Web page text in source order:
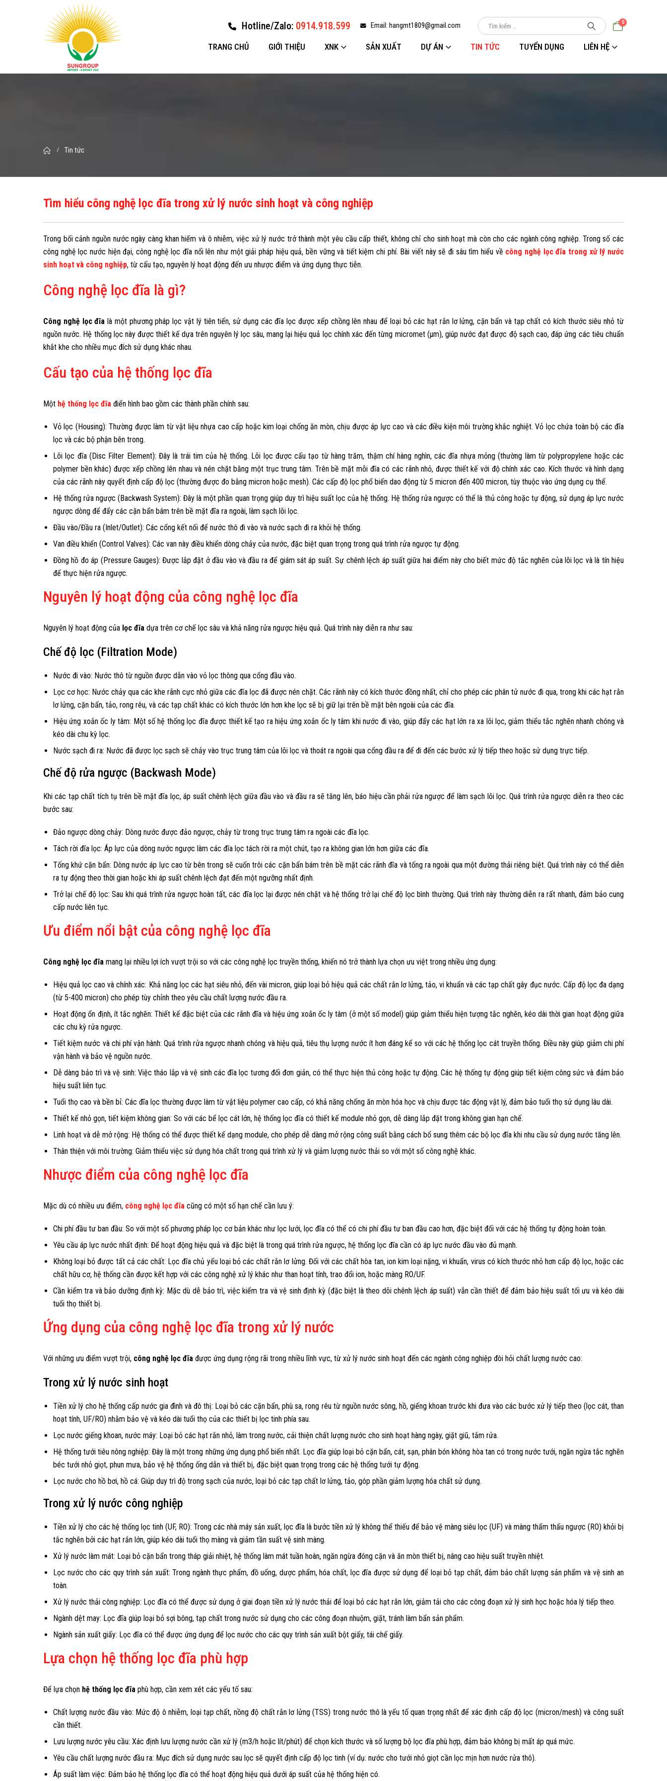
Hotline/Zalo: 0914.918.599 Email: hangmt1809@gmail.com 0
TRANG CHỦ GIỚI THIỆU XNK SẢN XUẤT DỰ ÁN TIN TỨC TUYỂN DỤNG LIÊN HỆ
Tin tức
Tìm hiểu công nghệ lọc đĩa trong xử lý nước sinh hoạt và công nghiệp
Trong bối cảnh nguồn nước ngày càng khan hiếm và ô nhiễm, việc xử lý nước trở thành một yêu cầu cấp thiết, không chỉ cho sinh hoạt mà còn cho các ngành công nghiệp. Trong số các
công nghệ lọc nước hiện đại, công nghệ lọc đĩa nổi lên như một giải pháp hiệu quả, bền vững và tiết kiệm chi phí. Bài viết này sẽ đi sâu tìm hiểu về công nghệ lọc đĩa trong xử lý nước
sinh hoạt và công nghiệp, từ cấu tạo, nguyên lý hoạt động đến ưu nhược điểm và ứng dụng thực tiễn.
Công nghệ lọc đĩa là gì?
Công nghệ lọc đĩa là một phương pháp lọc vật lý tiên tiến, sử dụng các đĩa lọc được xếp chồng lên nhau để loại bỏ các hạt rắn lơ lửng, cặn bẩn và tạp chất có kích thước siêu nhỏ từ
nguồn nước. Hệ thống lọc này được thiết kế dựa trên nguyên lý lọc sâu, mang lại hiệu quả lọc chính xác đến từng micromet (µm), giúp nước đạt được độ sạch cao, đáp ứng các tiêu chuẩn
khắt khe cho nhiều mục đích sử dụng khác nhau.
Cấu tạo của hệ thống lọc đĩa
Một hệ thống lọc đĩa điển hình bao gồm các thành phần chính sau:
Vỏ lọc (Housing): Thường được làm từ vật liệu nhựa cao cấp hoặc kim loại chống ăn mòn, chịu được áp lực cao và các điều kiện môi trường khắc nghiệt. Vỏ lọc chứa toàn bộ các đĩa
lọc và các bộ phận bên trong.
Lõi lọc đĩa (Disc Filter Element): Đây là trái tim của hệ thống. Lõi lọc được cấu tạo từ hàng trăm, thậm chí hàng nghìn, các đĩa nhựa mỏng (thường làm từ polypropylene hoặc các
polymer bền khác) được xếp chồng lên nhau và nén chặt bằng một trục trung tâm. Trên bề mặt mỗi đĩa có các rãnh nhỏ, được thiết kế với độ chính xác cao. Kích thước và hình dạng
của các rãnh này quyết định cấp độ lọc (thường được đo bằng micron hoặc mesh). Các cấp độ lọc phổ biến dao động từ 5 micron đến 400 micron, tùy thuộc vào ứng dụng cụ thể.
Hệ thống rửa ngược (Backwash System): Đây là một phần quan trọng giúp duy trì hiệu suất lọc của hệ thống. Hệ thống rửa ngược có thể là thủ công hoặc tự động, sử dụng áp lực nước
ngược dòng để đẩy các cặn bẩn bám trên bề mặt đĩa ra ngoài, làm sạch lõi lọc.
Đầu vào/Đầu ra (Inlet/Outlet): Các cổng kết nối để nước thô đi vào và nước sạch đi ra khỏi hệ thống.
Van điều khiển (Control Valves): Các van này điều khiển dòng chảy của nước, đặc biệt quan trọng trong quá trình rửa ngược tự động.
Đồng hồ đo áp (Pressure Gauges): Được lắp đặt ở đầu vào và đầu ra để giám sát áp suất. Sự chênh lệch áp suất giữa hai điểm này cho biết mức độ tắc nghẽn của lõi lọc và là tín hiệu
để thực hiện rửa ngược.
Nguyên lý hoạt động của công nghệ lọc đĩa
Nguyên lý hoạt động của lọc đĩa dựa trên cơ chế lọc sâu và khả năng rửa ngược hiệu quả. Quá trình này diễn ra như sau:
Chế độ lọc (Filtration Mode)
Nước đi vào: Nước thô từ nguồn được dẫn vào vỏ lọc thông qua cổng đầu vào.
Lọc cơ học: Nước chảy qua các khe rãnh cực nhỏ giữa các đĩa lọc đã được nén chặt. Các rãnh này có kích thước đồng nhất, chỉ cho phép các phân tử nước đi qua, trong khi các hạt rắn
lơ lửng, cặn bẩn, tảo, rong rêu, và các tạp chất khác có kích thước lớn hơn khe lọc sẽ bị giữ lại trên bề mặt bên ngoài của các đĩa.
Hiệu ứng xoắn ốc ly tâm: Một số hệ thống lọc đĩa được thiết kế tạo ra hiệu ứng xoắn ốc ly tâm khi nước đi vào, giúp đẩy các hạt lớn ra xa lõi lọc, giảm thiểu tắc nghẽn nhanh chóng và
kéo dài chu kỳ lọc.
Nước sạch đi ra: Nước đã được lọc sạch sẽ chảy vào trục trung tâm của lõi lọc và thoát ra ngoài qua cổng đầu ra để đi đến các bước xử lý tiếp theo hoặc sử dụng trực tiếp.
Chế độ rửa ngược (Backwash Mode)
Khi các tạp chất tích tụ trên bề mặt đĩa lọc, áp suất chênh lệch giữa đầu vào và đầu ra sẽ tăng lên, báo hiệu cần phải rửa ngược để làm sạch lõi lọc. Quá trình rửa ngược diễn ra theo các
bước sau:
Đảo ngược dòng chảy: Dòng nước được đảo ngược, chảy từ trong trục trung tâm ra ngoài các đĩa lọc.
Tách rời đĩa lọc: Áp lực của dòng nước ngược làm các đĩa lọc tách rời ra một chút, tạo ra không gian lớn hơn giữa các đĩa.
Tống khứ cặn bẩn: Dòng nước áp lực cao từ bên trong sẽ cuốn trôi các cặn bẩn bám trên bề mặt các rãnh đĩa và tống ra ngoài qua một đường thải riêng biệt. Quá trình này có thể diễn
ra tự động theo thời gian hoặc khi áp suất chênh lệch đạt đến một ngưỡng nhất định.
Trở lại chế độ lọc: Sau khi quá trình rửa ngược hoàn tất, các đĩa lọc lại được nén chặt và hệ thống trở lại chế độ lọc bình thường. Quá trình này thường diễn ra rất nhanh, đảm bảo cung
cấp nước liên tục.
Ưu điểm nổi bật của công nghệ lọc đĩa
Công nghệ lọc đĩa mang lại nhiều lợi ích vượt trội so với các công nghệ lọc truyền thống, khiến nó trở thành lựa chọn ưu việt trong nhiều ứng dụng:
Hiệu quả lọc cao và chính xác: Khả năng lọc các hạt siêu nhỏ, đến vài micron, giúp loại bỏ hiệu quả các chất rắn lơ lửng, tảo, vi khuẩn và các tạp chất gây đục nước. Cấp độ lọc đa dạng
(từ 5-400 micron) cho phép tùy chỉnh theo yêu cầu chất lượng nước đầu ra.
Hoạt động ổn định, ít tắc nghẽn: Thiết kế đặc biệt của các rãnh đĩa và hiệu ứng xoắn ốc ly tâm (ở một số model) giúp giảm thiểu hiện tượng tắc nghẽn, kéo dài thời gian hoạt động giữa
các chu kỳ rửa ngược.
Tiết kiệm nước và chi phí vận hành: Quá trình rửa ngược nhanh chóng và hiệu quả, tiêu thụ lượng nước ít hơn đáng kể so với các hệ thống lọc cát truyền thống. Điều này giúp giảm chi phí
vận hành và bảo vệ nguồn nước.
Dễ dàng bảo trì và vệ sinh: Việc tháo lắp và vệ sinh các đĩa lọc tương đối đơn giản, có thể thực hiện thủ công hoặc tự động. Các hệ thống tự động giúp tiết kiệm công sức và đảm bảo
hiệu suất liên tục.
Tuổi thọ cao và bền bỉ: Các đĩa lọc thường được làm từ vật liệu polymer cao cấp, có khả năng chống ăn mòn hóa học và chịu được tác động vật lý, đảm bảo tuổi thọ sử dụng lâu dài.
Thiết kế nhỏ gọn, tiết kiệm không gian: So với các bể lọc cát lớn, hệ thống lọc đĩa có thiết kế module nhỏ gọn, dễ dàng lắp đặt trong không gian hạn chế.
Linh hoạt và dễ mở rộng: Hệ thống có thể được thiết kế dạng module, cho phép dễ dàng mở rộng công suất bằng cách bổ sung thêm các bộ lọc đĩa khi nhu cầu sử dụng nước tăng lên.
Thân thiện với môi trường: Giảm thiểu việc sử dụng hóa chất trong quá trình xử lý và giảm lượng nước thải so với một số công nghệ khác.
Nhược điểm của công nghệ lọc đĩa
Mặc dù có nhiều ưu điểm, công nghệ lọc đĩa cũng có một số hạn chế cần lưu ý:
Chi phí đầu tư ban đầu: So với một số phương pháp lọc cơ bản khác như lọc lưới, lọc đĩa có thể có chi phí đầu tư ban đầu cao hơn, đặc biệt đối với các hệ thống tự động hoàn toàn.
Yêu cầu áp lực nước nhất định: Để hoạt động hiệu quả và đặc biệt là trong quá trình rửa ngược, hệ thống lọc đĩa cần có áp lực nước đầu vào đủ mạnh.
Không loại bỏ được tất cả các chất: Lọc đĩa chủ yếu loại bỏ các chất rắn lơ lửng. Đối với các chất hòa tan, ion kim loại nặng, vi khuẩn, virus có kích thước nhỏ hơn cấp độ lọc, hoặc các
chất hữu cơ, hệ thống cần được kết hợp với các công nghệ xử lý khác như than hoạt tính, trao đổi ion, hoặc màng RO/UF.
Cần kiểm tra và bảo dưỡng định kỳ: Mặc dù dễ bảo trì, việc kiểm tra và vệ sinh định kỳ (đặc biệt là theo dõi chênh lệch áp suất) vẫn cần thiết để đảm bảo hiệu suất tối ưu và kéo dài
tuổi thọ thiết bị.
Ứng dụng của công nghệ lọc đĩa trong xử lý nước
Với những ưu điểm vượt trội, công nghệ lọc đĩa được ứng dụng rộng rãi trong nhiều lĩnh vực, từ xử lý nước sinh hoạt đến các ngành công nghiệp đòi hỏi chất lượng nước cao:
Trong xử lý nước sinh hoạt
Tiền xử lý cho hệ thống cấp nước gia đình và đô thị: Loại bỏ các cặn bẩn, phù sa, rong rêu từ nguồn nước sông, hồ, giếng khoan trước khi đưa vào các bước xử lý tiếp theo (lọc cát, than
hoạt tính, UF/RO) nhằm bảo vệ và kéo dài tuổi thọ của các thiết bị lọc tinh phía sau.
Lọc nước giếng khoan, nước máy: Loại bỏ các hạt rắn nhỏ, làm trong nước, cải thiện chất lượng nước cho sinh hoạt hàng ngày, giặt giũ, tắm rửa.
Hệ thống tưới tiêu nông nghiệp: Đây là một trong những ứng dụng phổ biến nhất. Lọc đĩa giúp loại bỏ cặn bẩn, cát, sạn, phân bón không hòa tan có trong nước tưới, ngăn ngừa tắc nghẽn
béc tưới nhỏ giọt, phun mưa, bảo vệ hệ thống ống dẫn và thiết bị, đặc biệt quan trọng trong các hệ thống tưới tự động.
Lọc nước cho hồ bơi, hồ cá: Giúp duy trì độ trong sạch của nước, loại bỏ các tạp chất lơ lửng, tảo, góp phần giảm lượng hóa chất sử dụng.
Trong xử lý nước công nghiệp
Tiền xử lý cho các hệ thống lọc tinh (UF, RO): Trong các nhà máy sản xuất, lọc đĩa là bước tiền xử lý không thể thiếu để bảo vệ màng siêu lọc (UF) và màng thẩm thấu ngược (RO) khỏi bị
tắc nghẽn bởi các hạt rắn lớn, giúp kéo dài tuổi thọ màng và giảm tần suất vệ sinh màng.
Xử lý nước làm mát: Loại bỏ cặn bẩn trong tháp giải nhiệt, hệ thống làm mát tuần hoàn, ngăn ngừa đóng cặn và ăn mòn thiết bị, nâng cao hiệu suất truyền nhiệt.
Lọc nước cho các quy trình sản xuất: Trong ngành thực phẩm, đồ uống, dược phẩm, hóa chất, lọc đĩa được sử dụng để loại bỏ tạp chất, đảm bảo chất lượng sản phẩm và vệ sinh an
toàn.
Xử lý nước thải công nghiệp: Lọc đĩa có thể được sử dụng ở giai đoạn tiền xử lý nước thải để loại bỏ các hạt rắn lớn, giảm tải cho các công đoạn xử lý sinh học hoặc hóa lý tiếp theo.
Ngành dệt may: Lọc đĩa giúp loại bỏ sợi bông, tạp chất trong nước sử dụng cho các công đoạn nhuộm, giặt, tránh làm bẩn sản phẩm.
Ngành sản xuất giấy: Lọc đĩa có thể được ứng dụng để lọc nước cho các quy trình sản xuất bột giấy, tái chế giấy.
Lựa chọn hệ thống lọc đĩa phù hợp
Để lựa chọn hệ thống lọc đĩa phù hợp, cần xem xét các yếu tố sau:
Chất lượng nước đầu vào: Mức độ ô nhiễm, loại tạp chất, nồng độ chất rắn lơ lửng (TSS) trong nước thô là yếu tố quan trọng nhất để xác định cấp độ lọc (micron/mesh) và công suất
cần thiết.
Lưu lượng nước yêu cầu: Xác định lưu lượng nước cần xử lý (m3/h hoặc lít/phút) để chọn kích thước và số lượng bộ lọc đĩa phù hợp, đảm bảo không bị mất áp quá mức.
Yêu cầu chất lượng nước đầu ra: Mục đích sử dụng nước sau lọc sẽ quyết định cấp độ lọc tinh (ví dụ: nước cho tưới nhỏ giọt cần lọc mịn hơn nước rửa thô).
Áp suất làm việc: Đảm bảo hệ thống lọc đĩa có thể hoạt động hiệu quả dưới áp suất của hệ thống hiện có.